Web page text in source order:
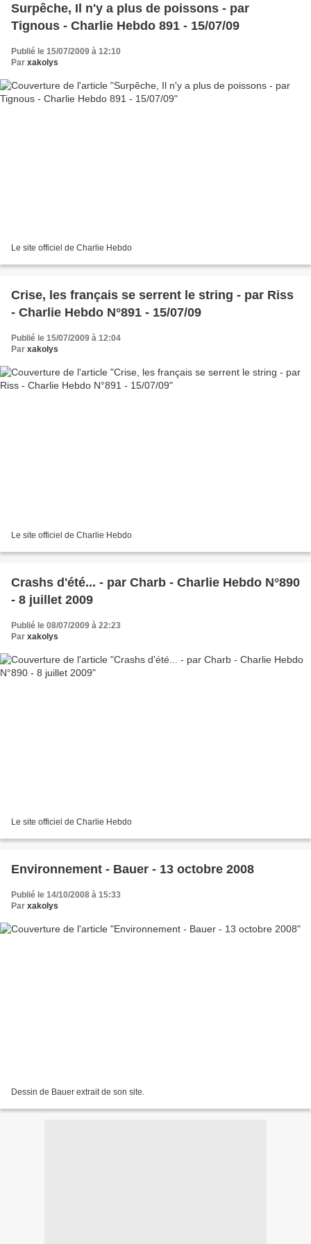
Surpêche, Il n'y a plus de poissons - par
Tignous - Charlie Hebdo 891 - 15/07/09
Publié le 15/07/2009 à 12:10
Par xakolys
Le site officiel de Charlie Hebdo
Crise, les français se serrent le string - par Riss
- Charlie Hebdo N°891 - 15/07/09
Publié le 15/07/2009 à 12:04
Par xakolys
Le site officiel de Charlie Hebdo
Crashs d'été... - par Charb - Charlie Hebdo N°890
- 8 juillet 2009
Publié le 08/07/2009 à 22:23
Par xakolys
Le site officiel de Charlie Hebdo
Environnement - Bauer - 13 octobre 2008
Publié le 14/10/2008 à 15:33
Par xakolys
Dessin de Bauer extrait de son site.